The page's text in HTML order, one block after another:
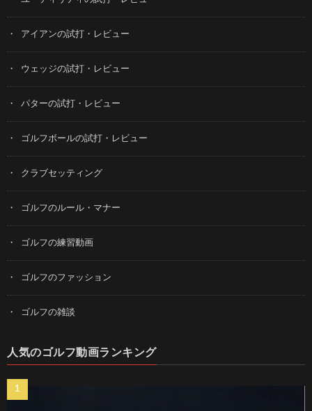
アイアンの試打・レビュー
ウェッジの試打・レビュー
パターの試打・レビュー
ゴルフボールの試打・レビュー
クラブセッティング
ゴルフのルール・マナー
ゴルフの練習動画
ゴルフのファッション
ゴルフの雑談
人気のゴルフ動画ランキング